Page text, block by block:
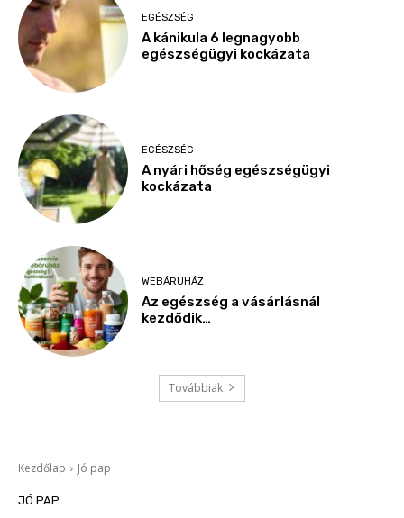
EGÉSZSÉG
A kánikula 6 legnagyobb
egészségügyi kockázata
EGÉSZSÉG
A nyári hőség egészségügyi
kockázata
WEBÁRUHÁZ
Az egészség a vásárlásnál
kezdődik…
Továbbiak